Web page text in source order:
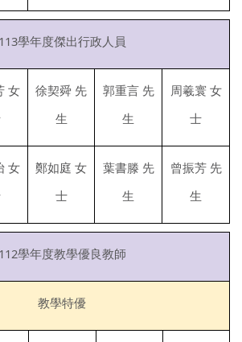
113學年度傑出行政人員
女
徐契舜 先
生
郭重言 先
生
周羲寰 女
士
女
鄭如庭 女
士
葉書滕 先
生
曾振芳 先
生
112學年度教學優良教師
教學特優